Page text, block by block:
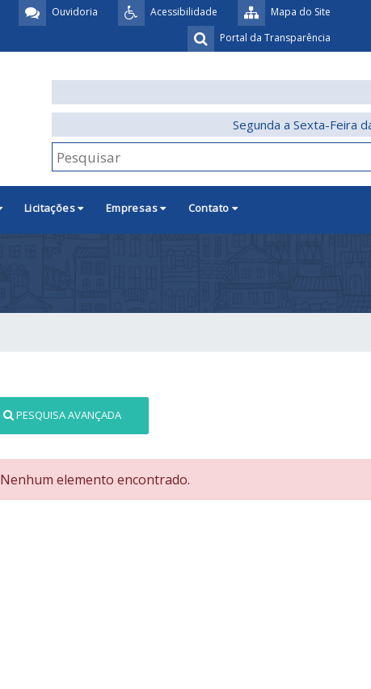
Mapa do Site
Acessibilidade
Ouvidoria
Portal da Transparência
Segunda a Sexta-Feira
Licitações Empresas Contato
PESQUISA AVANÇADA
Nenhum elemento encontrado.